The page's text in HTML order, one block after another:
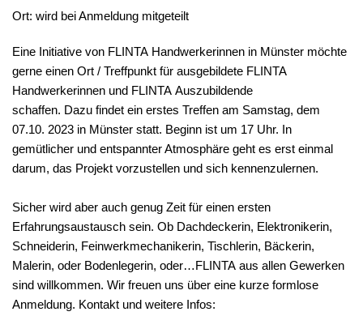
Ort: wird bei Anmeldung mitgeteilt
Eine Initiative von FLINTA Handwerkerinnen in Münster möchte
gerne einen Ort / Treffpunkt für ausgebildete FLINTA
Handwerkerinnen und FLINTA Auszubildende
schaffen. Dazu findet ein erstes Treffen am Samstag, dem
07.10. 2023 in Münster statt. Beginn ist um 17 Uhr. In
gemütlicher und entspannter Atmosphäre geht es erst einmal
darum, das Projekt vorzustellen und sich kennenzulernen.
Sicher wird aber auch genug Zeit für einen ersten
Erfahrungsaustausch sein. Ob Dachdeckerin, Elektronikerin,
Schneiderin, Feinwerkmechanikerin, Tischlerin, Bäckerin,
Malerin, oder Bodenlegerin, oder…FLINTA aus allen Gewerken
sind willkommen. Wir freuen uns über eine kurze formlose
Anmeldung. Kontakt und weitere Infos: